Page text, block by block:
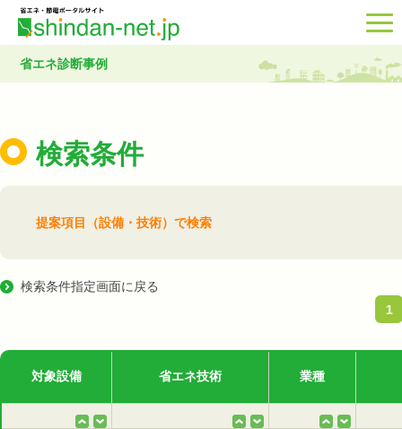
省エネ診断事例
検索条件
提案項目（設備・技術）で検索
検索条件指定画面に戻る
1
対象設備 省エネ技術 業種